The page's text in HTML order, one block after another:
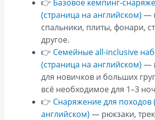
👉 Базовое кемпинг-
(страница на английском) —
спальники, плиты, фонари,
другое.
👉 Семейные all-inclusive
(страница на английском) —
для новичков и больших
всё необходимое для 1–3
👉 Снаряжение для походов
английском) — рюкзаки,